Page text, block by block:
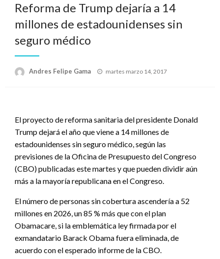
Reforma de Trump dejaría a 14
millones de estadounidenses sin
seguro médico
Andres Felipe Gama
Publicado
martes marzo 14, 2017
El proyecto de reforma sanitaria del presidente Donald
Trump dejará el año que viene a 14 millones de
estadounidenses sin seguro médico, según las
previsiones de la Oficina de Presupuesto del Congreso
(CBO) publicadas este martes y que pueden dividir aún
más a la mayoría republicana en el Congreso.
El número de personas sin cobertura ascendería a 52
millones en 2026, un 85 % más que con el plan
Obamacare, si la emblemática ley firmada por el
exmandatario Barack Obama fuera eliminada, de
acuerdo con el esperado informe de la CBO.